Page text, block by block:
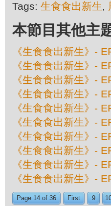
Tags: 生食食出新生,
本節目其他主
《生食食出新生》-
《生食食出新生》-
《生食食出新生》-
《生食食出新生》-
《生食食出新生》-
《生食食出新生》-
《生食食出新生》-
《生食食出新生》-
《生食食出新生》-
《生食食出新生》-
Page 14 of 36 First 9